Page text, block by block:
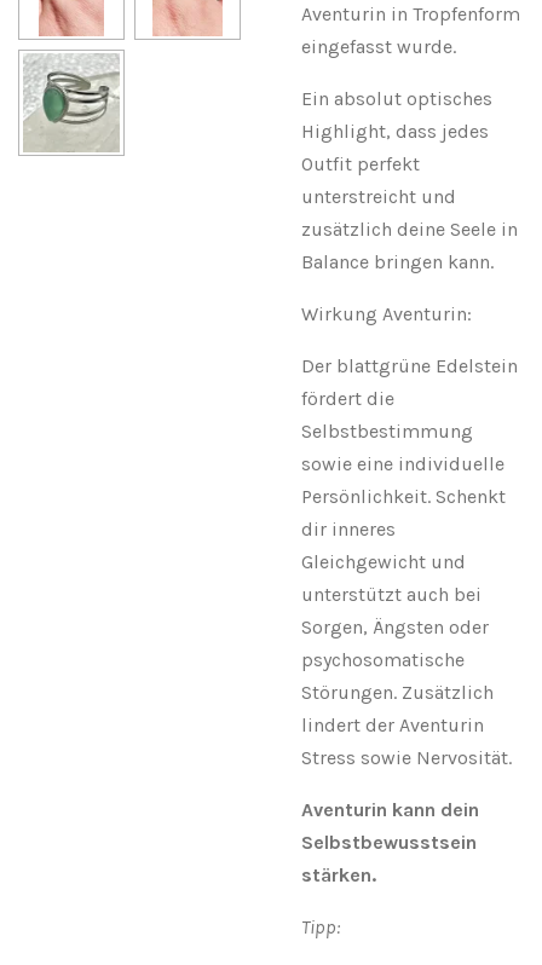
Aventurin in Tropfenform
eingefasst wurde.
Ein absolut optisches
Highlight, dass jedes
Outfit perfekt
unterstreicht und
zusätzlich deine Seele in
Balance bringen kann.
Wirkung Aventurin:
Der blattgrüne Edelstein
fördert die
Selbstbestimmung
sowie eine individuelle
Persönlichkeit. Schenkt
dir inneres
Gleichgewicht und
unterstützt auch bei
Sorgen, Ängsten oder
psychosomatische
Störungen. Zusätzlich
lindert der Aventurin
Stress sowie Nervosität.
Aventurin kann dein
Selbstbewusstsein
stärken.
Tipp: